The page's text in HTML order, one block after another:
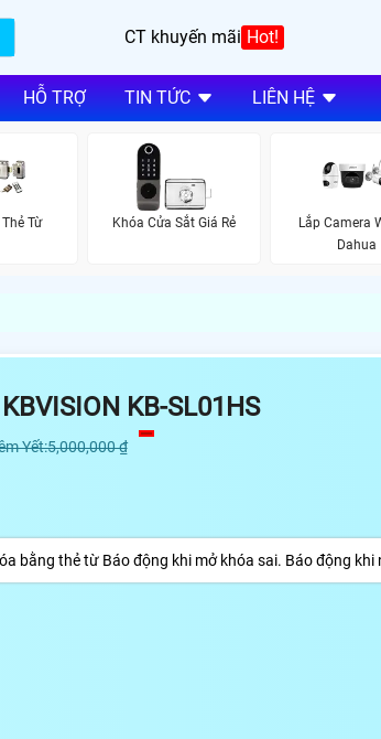
CT khuyến mãi Hot!
HỖ TRỢ TIN TỨC LIÊN HỆ
Từ Khóa Cửa Sắt Giá Rẻ
Lắp Camera
Dahua
KB-SL01HS
Yết:5,000,000 ₫
bằng thẻ từ Báo động khi mở khóa sai. Báo động khi